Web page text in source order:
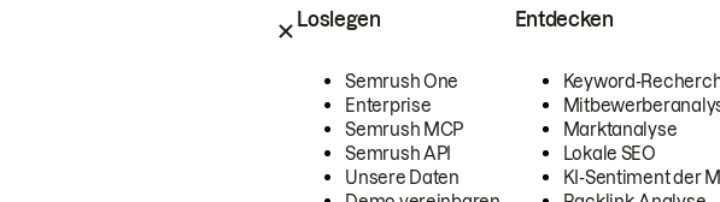
Loslegen
Semrush One
Enterprise
Semrush MCP
Semrush API
Unsere Daten
Entdecken
Keyword-
Marktanalyse
Lokale SEO
KI-Sentiment der